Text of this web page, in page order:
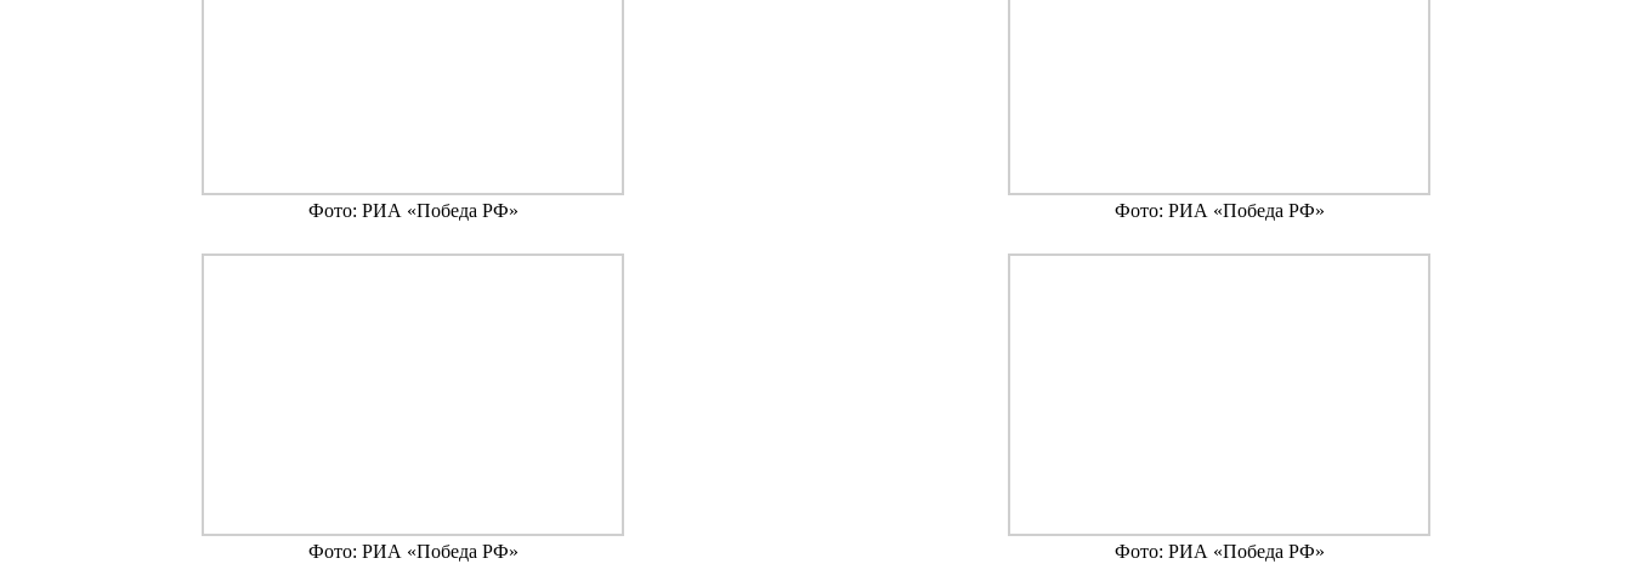
Фото: РИА «Победа РФ» Фото: РИА «Победа РФ»
Фото: РИА «Победа РФ» Фото: РИА «Победа РФ»